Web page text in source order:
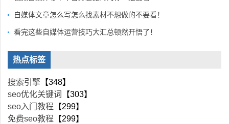
自媒体文章怎么写怎么找素材不想做的不要看！
看完这些自媒体运营技巧大汇总顿然开悟了！
热点标签
搜索引擎 【348】
seo优化关键词
【303】
seo入门教程 【299】
免费seo教程 【299】